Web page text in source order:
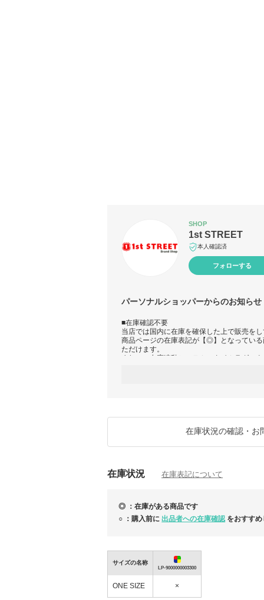
SHOP
1st STREET
本人確認済
フォローする
パーソナルショッパーからのお知らせ
■在庫確認不要
当店では国内に在庫を確保した上で販売を
商品ページの在庫表記が【◎】となってい
ただけます。
まれに、在庫連動システムのタイムラグに
付属がある場合は、商品ページに画像を掲
※メーカー側にて、不定期に付属品等が仕
財布などのオリジナルボックス、生地や金
られて輸入されるものが一部ございます。
NEW
【最大1,000円OFFクーポン発行中】
SALE本日終了！
在庫状況の確認・お
在庫状況 在庫表記について
◎ ：在庫がある商品です
○ ：購入前に 出品者への在庫確認 をおすす
サイズの名称
LP-9000000003300
ONE SIZE ×